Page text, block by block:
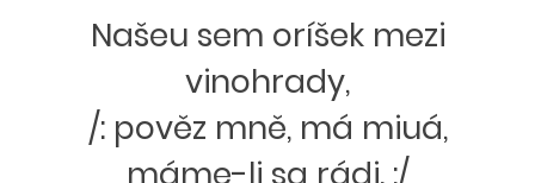
Našeu sem oríšek mezi
vinohrady,
/: pověz mně, má miuá,
máme-li sa rádi. :/